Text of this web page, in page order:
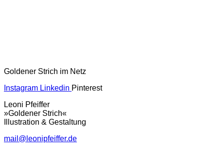
Goldener Strich im Netz
Instagram Linkedin Pinterest
Leoni Pfeiffer
»Goldener Strich«
Illustration & Gestaltung
mail@leonipfeiffer.de